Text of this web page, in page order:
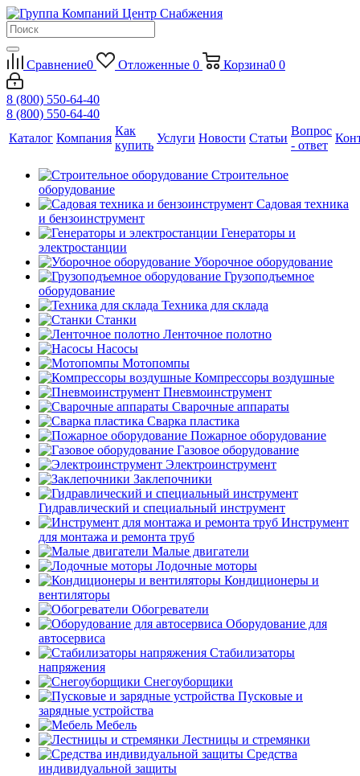
Сравнение0 Отложенные 0 Корзина0 0
8 (800) 550-64-40
8 (800) 550-64-40
Каталог Компания
Как
купить
Услуги Новости Статьи
Вопрос
- ответ
Строительное
оборудование
Садовая техника
и бензоинструмент
Генераторы и
электростанции
Уборочное оборудование
Грузоподъемное
оборудование
Техника для склада
Станки
Ленточное полотно
Насосы
Мотопомпы
Компрессоры воздушные
Пневмоинструмент
Сварочные аппараты
Сварка пластика
Пожарное оборудование
Газовое оборудование
Электроинструмент
Заклепочники
Гидравлический и специальный инструмент
Инструмент
для монтажа и ремонта труб
Малые двигатели
Лодочные моторы
Кондиционеры и
вентиляторы
Обогреватели
Оборудование для
автосервиса
Стабилизаторы
напряжения
Снегоуборщики
Пусковые и
зарядные устройства
Мебель
Лестницы и стремянки
Средства
индивидуальной защиты